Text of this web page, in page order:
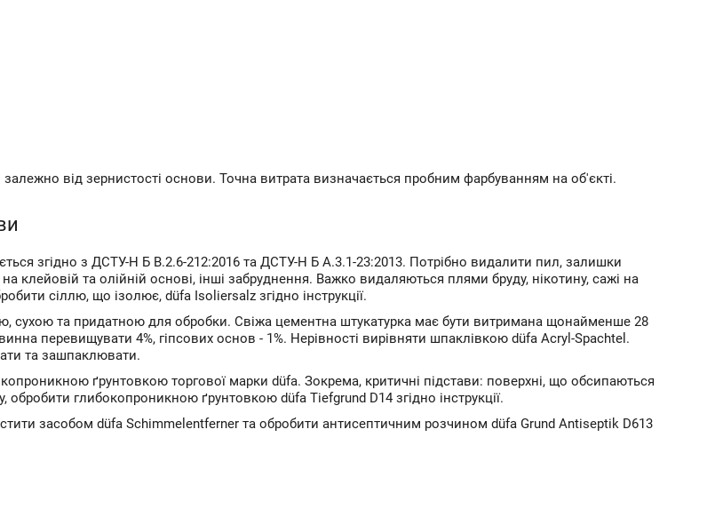
від зернистості основи. Точна витрата визначається пробним фарбуванням на об'єкті.
згідно з ДСТУ-Н Б В.2.6-212:2016 та ДСТУ-Н Б А.3.1-23:2013. Потрібно видалити пил, залишки
клейовій та олійній основі, інші забруднення. Важко видаляються плями бруду, нікотину, сажі на
сіллю, що ізолює, düfa Isoliersalz згідно інструкції.
сухою та придатною для обробки. Свіжа цементна штукатурка має бути витримана щонайменше 28
перевищувати 4%, гіпсових основ - 1%. Нерівності вирівняти шпаклівкою düfa Acryl-Spachtel.
та зашпаклювати.
ґрунтовкою торгової марки düfa. Зокрема, критичні підстави: поверхні, що обсипаються
глибокопроникною ґрунтовкою düfa Tiefgrund D14 згідно інструкції.
засобом düfa Schimmelentferner та обробити антисептичним розчином düfa Grund Antiseptik D613